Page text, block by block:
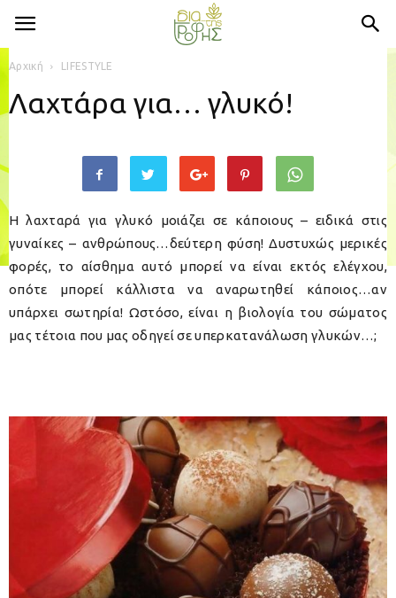
Αρχική LIFESTYLE
Λαχτάρα για… γλυκό!
Η λαχταρά για γλυκό μοιάζει σε κάποιους – ειδικά στις
γυναίκες – ανθρώπους…δεύτερη φύση! Δυστυχώς μερικές
φορές, το αίσθημα αυτό μπορεί να είναι εκτός ελέγχου,
οπότε μπορεί κάλλιστα να αναρωτηθεί κάποιος…αν
υπάρχει σωτηρία! Ωστόσο, είναι η βιολογία του σώματος
μας τέτοια που μας οδηγεί σε υπερκατανάλωση γλυκών…;